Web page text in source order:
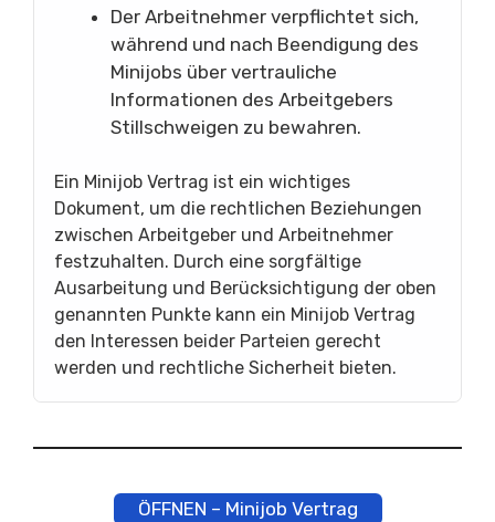
Der Arbeitnehmer verpflichtet sich,
während und nach Beendigung des
Minijobs über vertrauliche
Informationen des Arbeitgebers
Stillschweigen zu bewahren.
Ein Minijob Vertrag ist ein wichtiges
Dokument, um die rechtlichen Beziehungen
zwischen Arbeitgeber und Arbeitnehmer
festzuhalten. Durch eine sorgfältige
Ausarbeitung und Berücksichtigung der oben
genannten Punkte kann ein Minijob Vertrag
den Interessen beider Parteien gerecht
werden und rechtliche Sicherheit bieten.
ÖFFNEN – Minijob Vertrag